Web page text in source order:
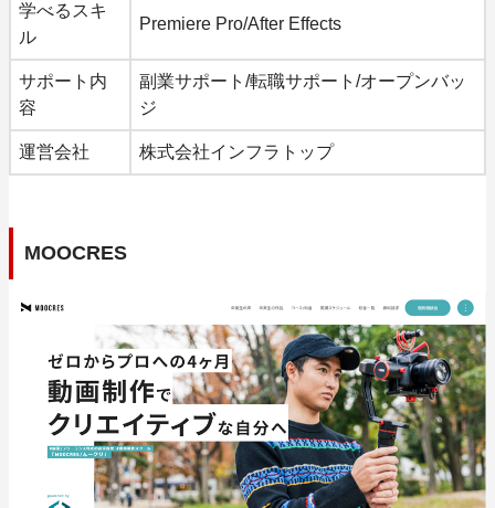
学べるスキ
ル
Premiere Pro/After Effects
サポート内
容
副業サポート/転職サポート/オープンバッ
ジ
運営会社 株式会社インフラトップ
MOOCRES